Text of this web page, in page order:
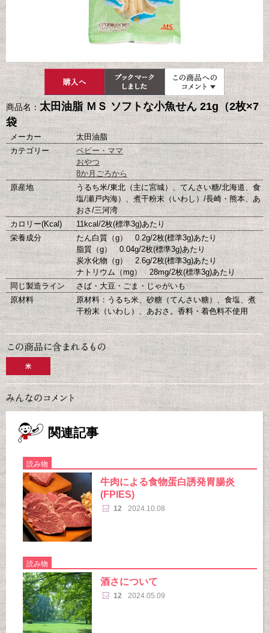
商品名：太田油脂 ＭＳ ソフトな小魚せん 21g（2枚×7
袋
メーカー
太田油脂
カテゴリー
ベビー・ママ
おやつ
8か月ごろから
原産地
うるち米/東北（主に宮城）、てんさい糖/北海道、食
塩/瀬戸内海）、煮干粉末（いわし）/長崎・熊本、あ
おさ/三河湾
カロリー(Kcal)
11kcal/2枚(標準3g)あたり
栄養成分
たん白質（g） 0.2g/2枚(標準3g)あたり
脂質（g） 0.04g/2枚(標準3g)あたり
炭水化物（g） 2.6g/2枚(標準3g)あたり
ナトリウム（mg） 28mg/2枚(標準3g)あたり
同じ製造ライン
さば・大豆・ごま・じゃがいも
原材料
原材料：うるち米、砂糖（てんさい糖）、食塩、煮
干粉末（いわし）、あおさ。香料・着色料不使用
米
関連記事
読み物
牛肉による食物蛋白誘発胃腸炎
(FPIES)
12 2024.10.08
読み物
酒さについて
12 2024.05.09